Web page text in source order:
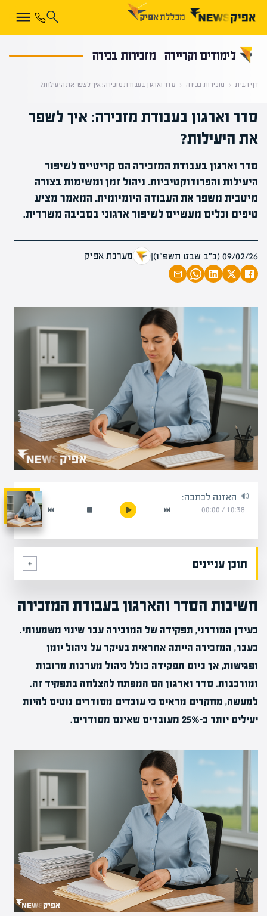
לימודים וקריירה מזכירות בכירה
דף הבית ‹ מזכירות בכירה ‹ סדר וארגון בעבודת מזכירה: איך לשפר את היעילות?
סדר וארגון בעבודת מזכירה: איך לשפר
את היעילות?
סדר וארגון בעבודת המזכירה הם קריטיים לשיפור
היעילות והפרודוקטיביות. ניהול זמן ומשימות בצורה
מיטבית משפר את העבודה היומיומית. המאמר מציע
טיפים וכלים מעשיים לשיפור ארגוני בסביבה משרדית.
09/02/26 (כ״ב שבט תשפ״ו) | מערכת אפיק
האזנה לכתבה:
10:38
/
00:00
תוכן עניינים
חשיבות הסדר והארגון בעבודת המזכירה
בעידן המודרני, תפקידה של המזכירה עבר שינוי משמעותי.
בעבר, המזכירה הייתה אחראית בעיקר על ניהול יומן
ופגישות, אך כיום תפקידה כולל ניהול מערכות מרובות
ומורכבות. סדר וארגון הם המפתח להצלחה בתפקיד זה.
למעשה, מחקרים מראים כי עובדים מסודרים נוטים להיות
יעילים יותר ב-25% מעובדים שאינם מסודרים.